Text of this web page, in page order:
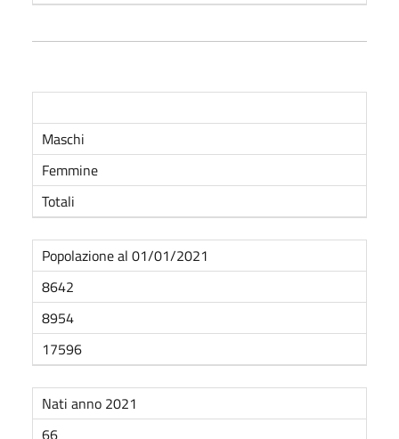
Maschi
Femmine
Totali
Popolazione al 01/01/2021
8642
8954
17596
Nati anno 2021
66